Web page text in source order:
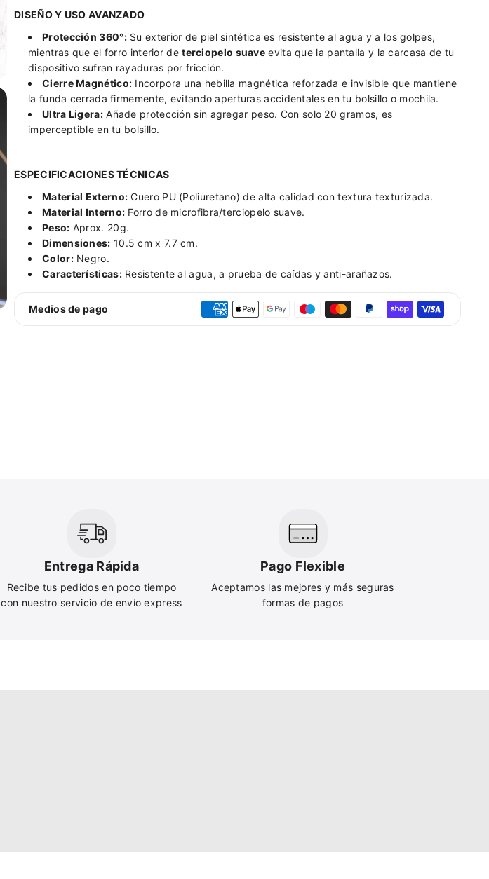
r
C
a
s
e
e
r
C
a
s
e
DISEÑO Y USO AVANZADO
Protección 360°:Su exterior de piel sintética es resistente al agua y a los golpes,
mientras que el forro interior deterciopelo suave evita que la pantalla y la carcasa de tu
dispositivo sufran rayaduras por fricción.
Cierre Magnético: Incorpora una hebilla magnética reforzada e invisible que mantiene
la funda cerrada firmemente, evitando aperturas accidentales en tu bolsillo o mochila.
Ultra Ligera:Añade protección sin agregar peso. Con solo 20 gramos, es
imperceptible en tu bolsillo.
ESPECIFICACIONES TÉCNICAS
Material Externo: Cuero PU (Poliuretano) de alta calidad con textura texturizada.
Material Interno: Forro de microfibra/terciopelo suave.
Peso: Aprox. 20g.
Dimensiones: 10.5 cm x 7.7 cm.
Color:Negro.
Características:Resistente al agua, a prueba de caídas y anti-arañazos.
Medios de pago
Entrega Rápida
Recibe tus pedidos en poco tiempo
con nuestro servicio de envío express
Pago Flexible
Aceptamos las mejores y más seguras
formas de pagos